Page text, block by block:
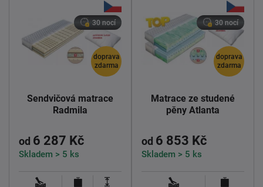
doprava
zdarma
30 nocí
Sendvičová matrace
Radmila
od 6 287 Kč
Skladem > 5 ks
doprava
zdarma
30 nocí
Matrace ze studené
pěny Atlanta
od 6 853 Kč
Skladem > 5 ks